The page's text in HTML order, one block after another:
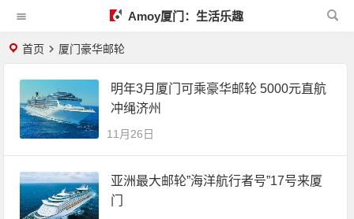
Amoy厦门：生活乐趣
首页 厦门豪华邮轮
明年3月厦门可乘豪华邮轮 5000元直航
冲绳济州
11月26日
亚洲最大邮轮”海洋航行者号”17号来厦
门